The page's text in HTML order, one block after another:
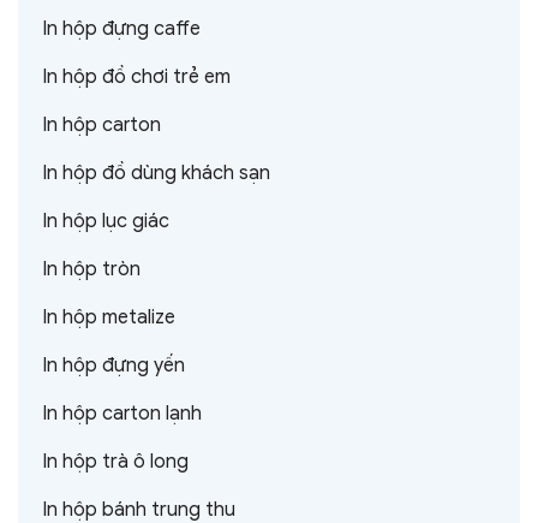
In hộp đựng caffe
In hộp đồ chơi trẻ em
In hộp carton
In hộp đồ dùng khách sạn
In hộp lục giác
In hộp tròn
In hộp metalize
In hộp đựng yến
In hộp carton lạnh
In hộp trà ô long
In hộp bánh trung thu